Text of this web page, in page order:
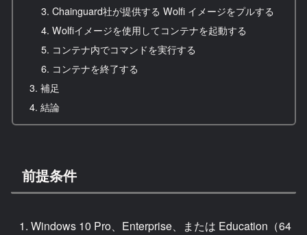
Chainguard社が提供する Wolfi イメージをプルする
Wolfiイメージを使用してコンテナを起動する
コンテナ内でコマンドを実行する
コンテナを終了する
補足
結論
前提条件
Windows 10 Pro、Enterprise、または Education（64